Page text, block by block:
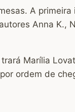
A
Anna K.,
Marília
ordem de